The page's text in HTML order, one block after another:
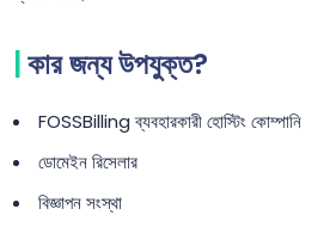
কার জন্য উপযুক্ত?
FOSSBilling ব্যবহারকারী হোস্টিং কোম্পানি
ডোমেইন রিসেলার
বিজ্ঞাপন সংস্থা